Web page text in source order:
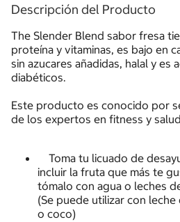
Descripción del Producto
The Slender Blend sabor fresa
proteína y vitaminas, es bajo en
sin azucares añadidas, halal y es
diabéticos.
Este producto es conocido por
de los expertos en fitness y
Toma tu licuado de
incluir la fruta que más te
tómalo con agua o leches
(Se puede utilizar con
o coco)